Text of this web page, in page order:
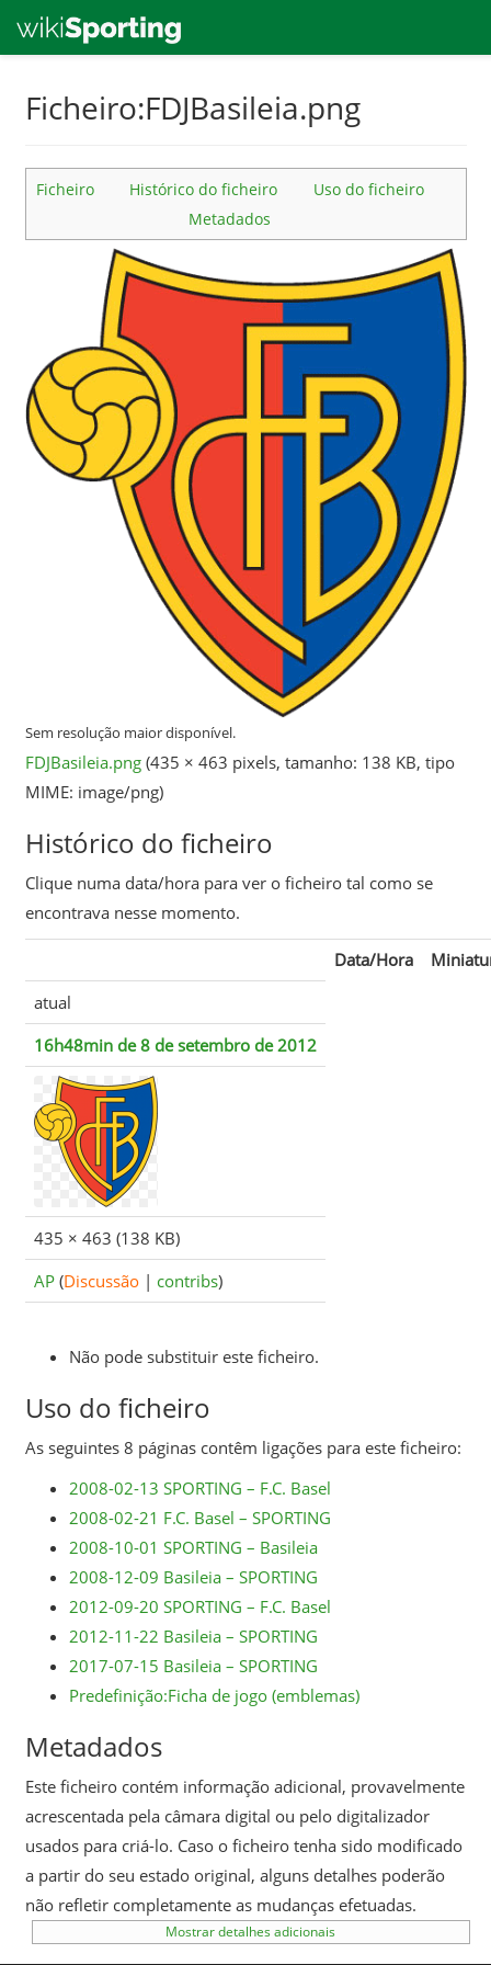
content
Ficheiro:FDJBasileia.png
Ficheiro Histórico do ficheiro
Uso do ficheiro
Metadados
Sem resolução maior disponível.
FDJBasileia.png‎ (435 × 463 pixels, tamanho: 138 KB, tipo
MIME: image/png)
Histórico do ficheiro
Clique numa data/hora para ver o ficheiro tal como se
encontrava nesse momento.
Data/Hora
atual
16h48min de 8 de setembro de 2012
435 × 463 (138 KB)
AP (Discussão| contribs)
Não pode substituir este ficheiro.
Uso do ficheiro
As seguintes 8 páginas contêm ligações para este ficheiro:
2008-02-13 SPORTING – F.C. Basel
2008-02-21 F.C. Basel – SPORTING
2008-10-01 SPORTING – Basileia
2008-12-09 Basileia – SPORTING
2012-09-20 SPORTING – F.C. Basel
2012-11-22 Basileia – SPORTING
2017-07-15 Basileia – SPORTING
Predefinição:Ficha de jogo (emblemas)
Metadados
Este ficheiro contém informação adicional, provavelmente
acrescentada pela câmara digital ou pelo digitalizador
usados para criá-lo. Caso o ficheiro tenha sido modificado
a partir do seu estado original, alguns detalhes poderão
não refletir completamente as mudanças efetuadas.
Mostrar detalhes adicionais